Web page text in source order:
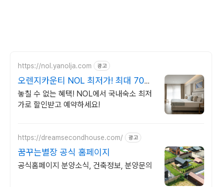
https://nol.yanolja.com 광고
오렌지카운티 NOL 최저가! 최대 70%
더블업 할인!
놓칠 수 없는 혜택! NOL에서 국내숙소 최저
가로 할인받고 예약하세요!
https://dreamsecondhouse.com/ 광고
꿈꾸는별장 공식 홈페이지
공식홈페이지 분양소식, 건축정보, 분양문의